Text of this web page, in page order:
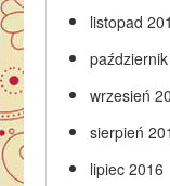
listopad
wrzesień
sierpień
lipiec 2016